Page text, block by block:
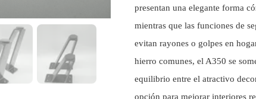
presentan una elegante forma
mientras que las funciones de
evitan rayones o golpes en
hierro comunes, el A350 se
equilibrio entre el atractivo
opción para mejorar interiores